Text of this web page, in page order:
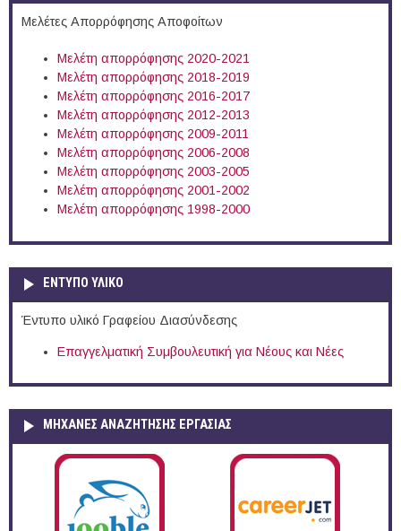
Μελέτες Απορρόφησης Αποφοίτων
Μελέτη απορρόφησης 2020-2021
Μελέτη απορρόφησης 2018-2019
Μελέτη απορρόφησης 2016-2017
Μελέτη απορρόφησης 2012-2013
Μελέτη απορρόφησης 2009-2011
Μελέτη απορρόφησης 2006-2008
Μελέτη απορρόφησης 2003-2005
Μελέτη απορρόφησης 2001-2002
Μελέτη απορρόφησης 1998-2000
ΕΝΤΥΠΟ ΥΛΙΚΟ
Έντυπο υλικό Γραφείου Διασύνδεσης
Επαγγελματική Συμβουλευτική για Νέους και Νέες
ΜΗΧΑΝΕΣ ΑΝΑΖΗΤΗΣΗΣ ΕΡΓΑΣΙΑΣ